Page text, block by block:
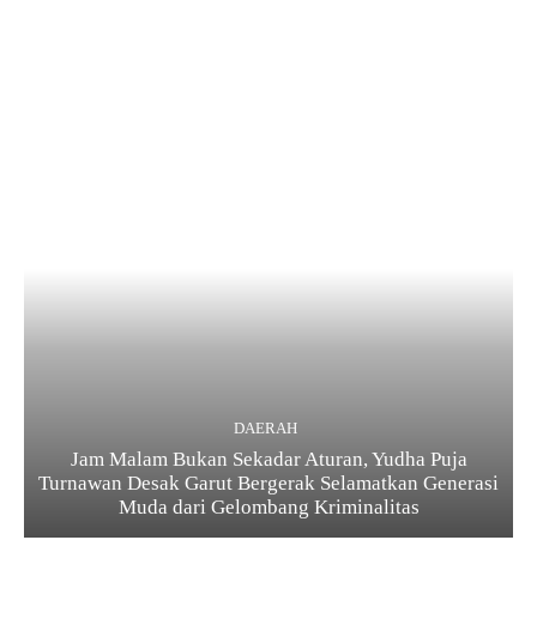
DAERAH
Jam Malam Bukan Sekadar Aturan, Yudha Puja
Turnawan Desak Garut Bergerak Selamatkan Generasi
Muda dari Gelombang Kriminalitas